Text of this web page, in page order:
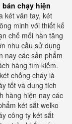
bán chạy hiện
két vân tay, két
minh với thiết kế
chế mối hàn tăng
nhu cầu sử dụng
nay các sản phẩm
hàng tìm kiếm.
chống cháy là
tốt và dung tích
hàng hiện nay các
két sắt welko
công ty két sắt